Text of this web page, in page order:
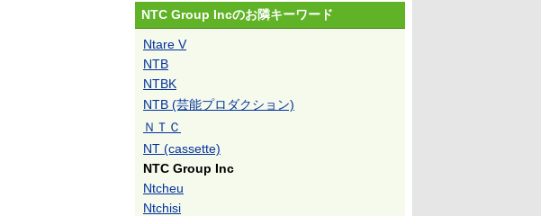
NTC Group Incのお隣キーワード
Ntare V
NTB
NTBK
NTB (芸能プロダクション)
ＮＴＣ
NT (cassette)
NTC Group Inc
Ntcheu
Ntchisi